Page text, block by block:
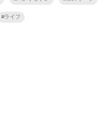
#ライフ